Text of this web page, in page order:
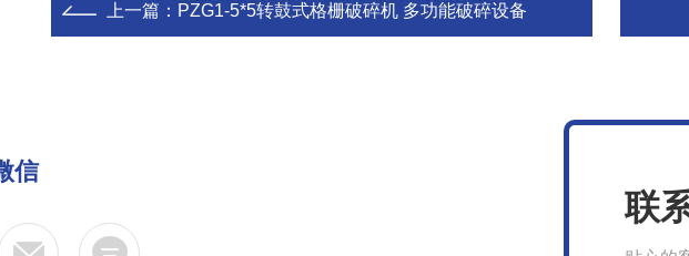
上一篇： PZG1-5*5转鼓式格栅破碎机 多功能破碎设备
信
联